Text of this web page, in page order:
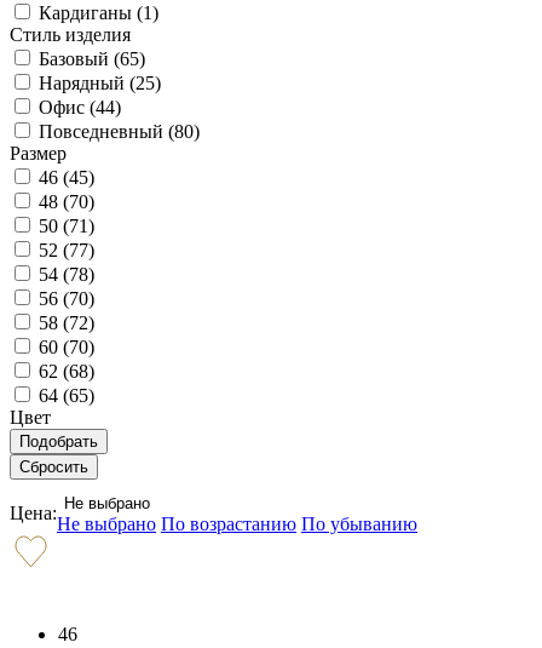
Кардиганы (1)
Стиль изделия
Базовый (65)
Нарядный (25)
Офис (44)
Повседневный (80)
Размер
46 (45)
48 (70)
50 (71)
52 (77)
54 (78)
56 (70)
58 (72)
60 (70)
62 (68)
64 (65)
Цвет
Цена: Не выбрано
Не выбрано По возрастанию По убыванию
46